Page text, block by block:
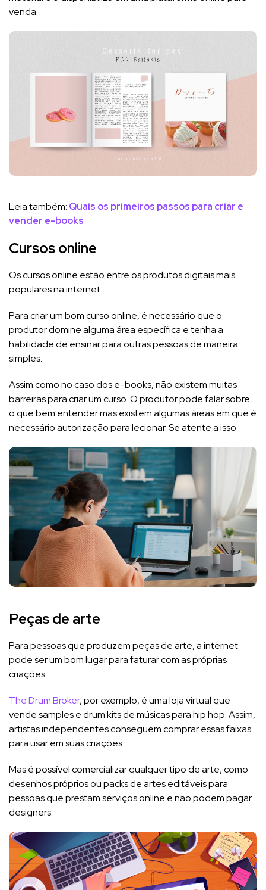
venda.
Leia também: Quais os primeiros passos para criar e
vender e-books
Cursos online
Os cursos online estão entre os produtos digitais mais
populares na internet.
Para criar um bom curso online, é necessário que o
produtor domine alguma área específica e tenha a
habilidade de ensinar para outras pessoas de maneira
simples.
Assim como no caso dos e-books, não existem muitas
barreiras para criar um curso. O produtor pode falar sobre
o que bem entender mas existem algumas áreas em que é
necessário autorização para lecionar. Se atente a isso.
Peças de arte
Para pessoas que produzem peças de arte, a internet
pode ser um bom lugar para faturar com as próprias
criações.
The Drum Broker, por exemplo, é uma loja virtual que
vende samples e drum kits de músicas para hip hop. Assim,
artistas independentes conseguem comprar essas faixas
para usar em suas criações.
Mas é possível comercializar qualquer tipo de arte, como
desenhos próprios ou packs de artes editáveis para
pessoas que prestam serviços online e não podem pagar
designers.